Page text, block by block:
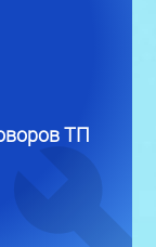
ТП